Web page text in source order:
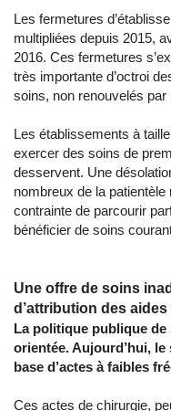
Les fermetures
multipliées depuis 2015,
2016. Ces fermetures
très importante d’octroi
soins, non renouvelés par
Les établissements à
exercer des soins de
desservent. Une
nombreux de la
contrainte de parcourir
bénéficier de soins
Une offre de soins
d’attribution des
La politique publique de
orientée. Aujourd’hui,
base d’actes à faibles
Ces actes de chirurgie,